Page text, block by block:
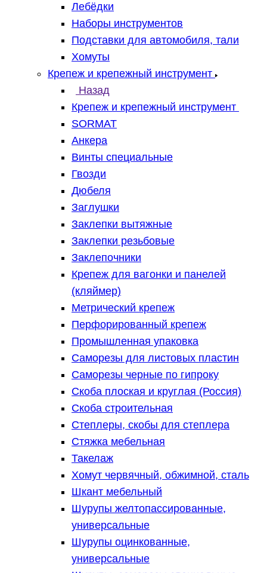
Лебёдки
Наборы инструментов
Подставки для автомобиля, тали
Хомуты
Крепеж и крепежный инструмент
Назад
Крепеж и крепежный инструмент
SORMAT
Анкера
Винты специальные
Гвозди
Дюбеля
Заглушки
Заклепки вытяжные
Заклепки резьбовые
Заклепочники
Крепеж для вагонки и панелей
(кляймер)
Метрический крепеж
Перфорированный крепеж
Промышленная упаковка
Саморезы для листовых пластин
Саморезы черные по гипроку
Скоба плоская и круглая (Россия)
Скоба строительная
Степлеры, скобы для степлера
Стяжка мебельная
Такелаж
Хомут червячный, обжимной, сталь
Шкант мебельный
Шурупы желтопассированные,
универсальные
Шурупы оцинкованные,
универсальные